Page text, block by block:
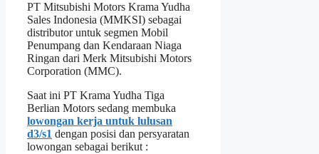
PT Mitsubishi Motors Krama Yudha
Sales Indonesia (MMKSI) sebagai
distributor untuk segmen Mobil
Penumpang dan Kendaraan Niaga
Ringan dari Merk Mitsubishi Motors
Corporation (MMC).
Saat ini PT Krama Yudha Tiga
Berlian Motors sedang membuka
lowongan kerja untuk lulusan
d3/s1 dengan posisi dan persyaratan
lowongan sebagai berikut :